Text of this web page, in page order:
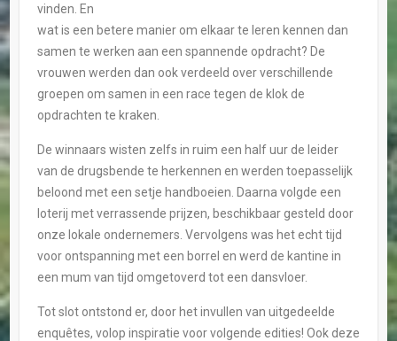
vinden. En
wat is een betere manier om elkaar te leren kennen dan
samen te werken aan een spannende opdracht? De
vrouwen werden dan ook verdeeld over verschillende
groepen om samen in een race tegen de klok de
opdrachten te kraken.
De winnaars wisten zelfs in ruim een half uur de leider
van de drugsbende te herkennen en werden toepasselijk
beloond met een setje handboeien. Daarna volgde een
loterij met verrassende prijzen, beschikbaar gesteld door
onze lokale ondernemers. Vervolgens was het echt tijd
voor ontspanning met een borrel en werd de kantine in
een mum van tijd omgetoverd tot een dansvloer.
Tot slot ontstond er, door het invullen van uitgedeelde
enquêtes, volop inspiratie voor volgende edities! Ook deze